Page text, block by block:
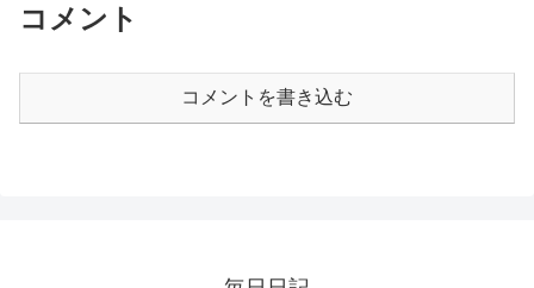
コメント
コメントを書き込む